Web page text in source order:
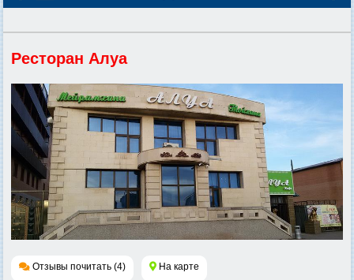
Ресторан Алуа
Отзывы почитать (4) На карте